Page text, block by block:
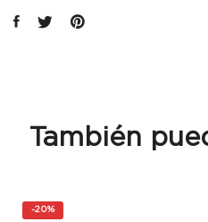
También
-20%